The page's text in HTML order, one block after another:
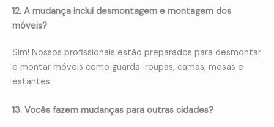
12. A mudança inclui desmontagem e montagem dos
móveis?
Sim! Nossos profissionais estão preparados para desmontar
e montar móveis como guarda-roupas, camas, mesas e
estantes.
13. Vocês fazem mudanças para outras cidades?